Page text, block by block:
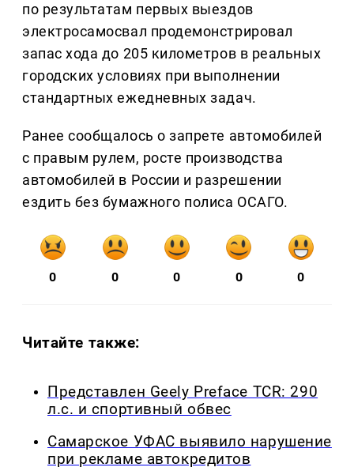
по результатам первых выездов
электросамосвал продемонстрировал
запас хода до 205 километров в реальных
городских условиях при выполнении
стандартных ежедневных задач.
Ранее сообщалось о запрете автомобилей
с правым рулем, росте производства
автомобилей в России и разрешении
ездить без бумажного полиса ОСАГО.
0 0 0 0 0
Читайте также:
Представлен Geely Preface TCR: 290
л.с. и спортивный обвес
Самарское УФАС выявило нарушение
при рекламе автокредитов